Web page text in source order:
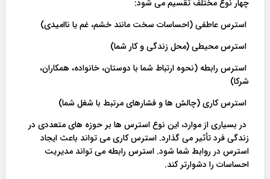
چهار نوع مختلف تقسیم می شود:
استرس عاطفی (احساسات سخت مانند خشم، غم یا ناامیدی)
استرس محیطی (محل زندگی و کار شما)
استرس رابطه (نحوه ارتباط شما با دوستان، خانواده، همکاران،
شرکا)
استرس کاری (چالش ها و فشارهای مرتبط با شغل شما)
در بسیاری از موارد، این نوع استرس ها بر حوزه های متعددی در
زندگی فرد تأثیر می گذارد. استرس کاری می تواند باعث ایجاد
استرس در روابط شما شود. استرس رابطه می تواند مدیریت
احساسات را دشوارتر کند.